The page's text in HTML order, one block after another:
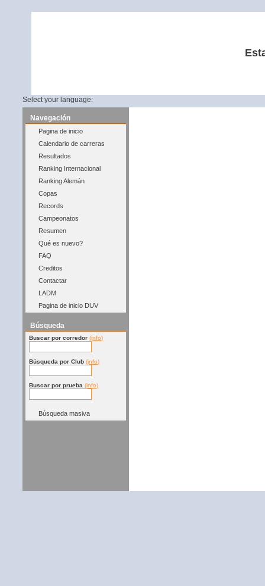
Select your language:
Navegación
Pagina de inicio
Calendario de carreras
Resultados
Ranking Internacional
Ranking Alemán
Copas
Records
Campeonatos
Resumen
Qué es nuevo?
FAQ
Creditos
Contactar
LADM
Pagina de inicio DUV
Búsqueda
Buscar por corredor (info)
Búsqueda por Club (info)
Buscar por prueba (info)
Búsqueda masiva